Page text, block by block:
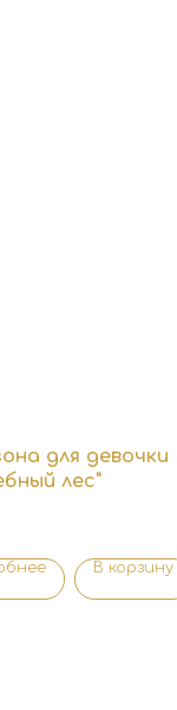
для девочки
лес"
В корзину